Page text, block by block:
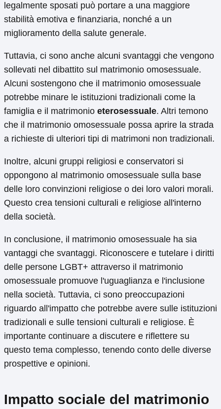
legalmente sposati può portare a una maggiore
stabilità emotiva e finanziaria, nonché a un
miglioramento della salute generale.
Tuttavia, ci sono anche alcuni svantaggi che vengono
sollevati nel dibattito sul matrimonio omosessuale.
Alcuni sostengono che il matrimonio omosessuale
potrebbe minare le istituzioni tradizionali come la
famiglia e il matrimonio eterosessuale. Altri temono
che il matrimonio omosessuale possa aprire la strada
a richieste di ulteriori tipi di matrimoni non tradizionali.
Inoltre, alcuni gruppi religiosi e conservatori si
oppongono al matrimonio omosessuale sulla base
delle loro convinzioni religiose o dei loro valori morali.
Questo crea tensioni culturali e religiose all'interno
della società.
In conclusione, il matrimonio omosessuale ha sia
vantaggi che svantaggi. Riconoscere e tutelare i diritti
delle persone LGBT+ attraverso il matrimonio
omosessuale promuove l'uguaglianza e l'inclusione
nella società. Tuttavia, ci sono preoccupazioni
riguardo all'impatto che potrebbe avere sulle istituzioni
tradizionali e sulle tensioni culturali e religiose. È
importante continuare a discutere e riflettere su
questo tema complesso, tenendo conto delle diverse
prospettive e opinioni.
Impatto sociale del matrimonio